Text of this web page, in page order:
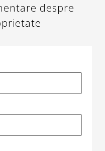
despre